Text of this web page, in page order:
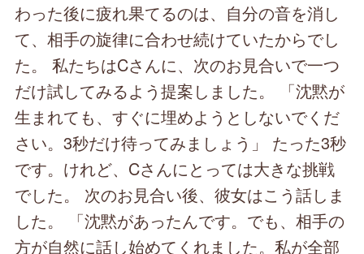
わった後に疲れ果てるのは、自分の音を消し
て、相手の旋律に合わせ続けていたからでし
た。 私たちはCさんに、次のお見合いで一つ
だけ試してみるよう提案しました。 「沈黙が
生まれても、すぐに埋めようとしないでくだ
さい。3秒だけ待ってみましょう」 たった3秒
です。けれど、Cさんにとっては大きな挑戦
でした。 次のお見合い後、彼女はこう話しま
した。 「沈黙があったんです。でも、相手の
方が自然に話し始めてくれました。私が全部